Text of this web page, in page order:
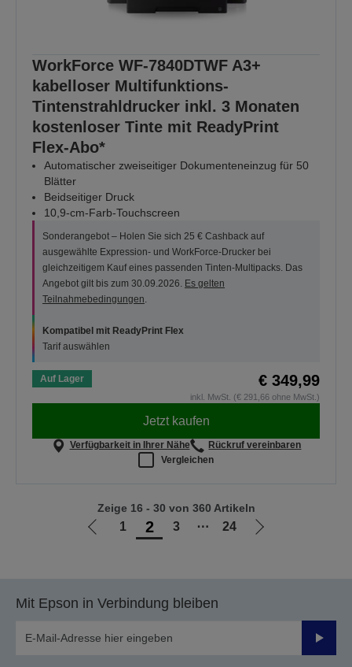
WorkForce WF-7840DTWF A3+
kabelloser Multifunktions-
Tintenstrahldrucker inkl. 3 Monaten
kostenloser Tinte mit ReadyPrint
Flex-Abo*
Automatischer zweiseitiger Dokumenteneinzug für 50
Blätter
Beidseitiger Druck
10,9-cm-Farb-Touchscreen
Sonderangebot – Holen Sie sich 25 € Cashback auf
ausgewählte Expression- und WorkForce-Drucker bei
gleichzeitigem Kauf eines passenden Tinten-Multipacks. Das
Angebot gilt bis zum 30.09.2026. Es gelten
Teilnahmebedingungen.
Kompatibel mit ReadyPrint Flex
Tarif auswählen
Auf Lager € 349,99
inkl. MwSt. (€ 291,66 ohne MwSt.)
Jetzt kaufen
Verfügbarkeit in Ihrer Nähe
Rückruf vereinbaren
Vergleichen
Zur
1 2 3 ⋯ 24
Zur
Zeige 16 - 30 von 360 Artikeln
Mit Epson in Verbindung bleiben